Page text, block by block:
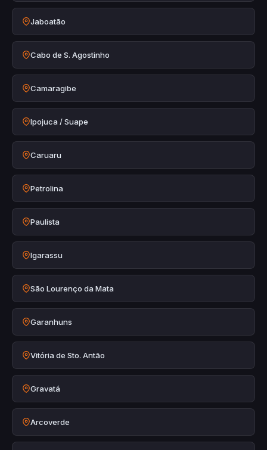
Jaboatão
Cabo de S. Agostinho
Camaragibe
Ipojuca / Suape
Caruaru
Petrolina
Paulista
Igarassu
São Lourenço da Mata
Garanhuns
Vitória de Sto. Antão
Gravatá
Arcoverde